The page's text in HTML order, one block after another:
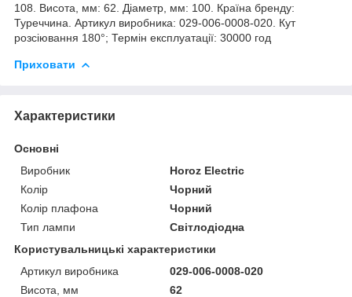
108. Висота, мм: 62. Діаметр, мм: 100. Країна бренду:
Туреччина. Артикул виробника: 029-006-0008-020. Кут
розсіювання 180°; Термін експлуатації: 30000 год
Приховати
Характеристики
Основні
Виробник
Horoz Electric
Колір
Чорний
Колір плафона
Чорний
Тип лампи
Світлодіодна
Користувальницькі характеристики
Артикул виробника
029-006-0008-020
Висота, мм
62